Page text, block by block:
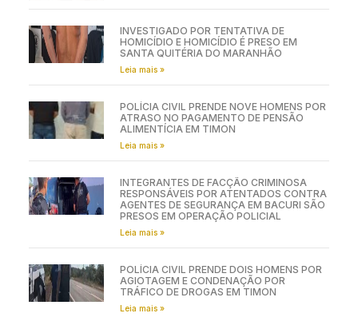
INVESTIGADO POR TENTATIVA DE
HOMICÍDIO E HOMICÍDIO É PRESO EM
SANTA QUITÉRIA DO MARANHÃO
Leia mais »
POLÍCIA CIVIL PRENDE NOVE HOMENS POR
ATRASO NO PAGAMENTO DE PENSÃO
ALIMENTÍCIA EM TIMON
Leia mais »
INTEGRANTES DE FACÇÃO CRIMINOSA
RESPONSÁVEIS POR ATENTADOS CONTRA
AGENTES DE SEGURANÇA EM BACURI SÃO
PRESOS EM OPERAÇÃO POLICIAL
Leia mais »
POLÍCIA CIVIL PRENDE DOIS HOMENS POR
AGIOTAGEM E CONDENAÇÃO POR
TRÁFICO DE DROGAS EM TIMON
Leia mais »